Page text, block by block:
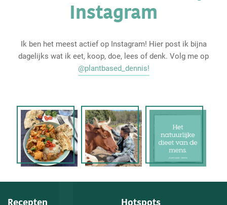
Instagram
Ik ben het meest actief op Instagram! Hier post ik bijna
dagelijks wat ik eet, koop, doe, lees of denk. Volg me op
@plantbased_dennis!
Recepten Hotspots